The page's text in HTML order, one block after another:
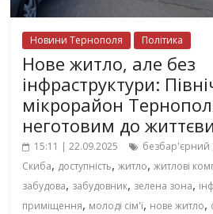
Новини Тернополя Політика
Нове житло, але без
інфраструктури:
мікрорайон
неготовим до
15:11 | 22.09.2025 безбар'єрний
Скиба, доступність,житло,житлові
забудова, забудовник, зелена зона,
приміщення, молоді сім'ї, нове житло,